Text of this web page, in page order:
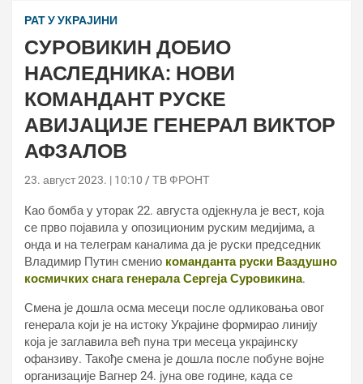
РАТ У УКРАЈИНИ
СУРОВИКИН ДОБИО
НАСЛЕДНИКА: НОВИ
КОМАНДАНТ РУСКЕ
АВИЈАЦИЈЕ ГЕНЕРАЛ ВИКТОР
АФЗАЛОВ
23. август 2023. | 10:10 ТВ ФРОНТ
Као бомба у уторак 22. августа одјекнула је вест, која
се прво појавила у опозиционим руским медијима, а
онда и на телеграм каналима да је руски председник
Владимир Путин сменио команданта руски Ваздушно
космичких снага генерала Сергеја Суровикина.
Смена је дошла осма месеци после одликовања овог
генерала који је на истоку Украјине формирао линију
која је заглавила већ пуна три месеца украјинску
офанзиву. Такође смена је дошла после побуне војне
организације Вагнер 24. јуна ове године, када се